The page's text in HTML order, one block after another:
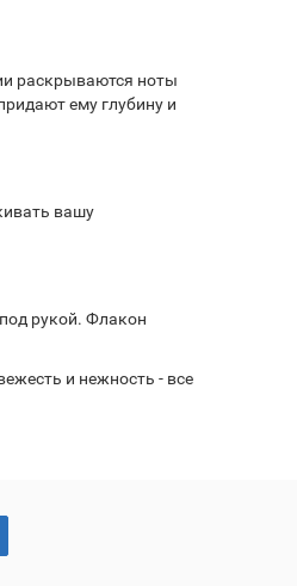
раскрываются ноты
ему глубину и
вашу
рукой. Флакон
и нежность - все